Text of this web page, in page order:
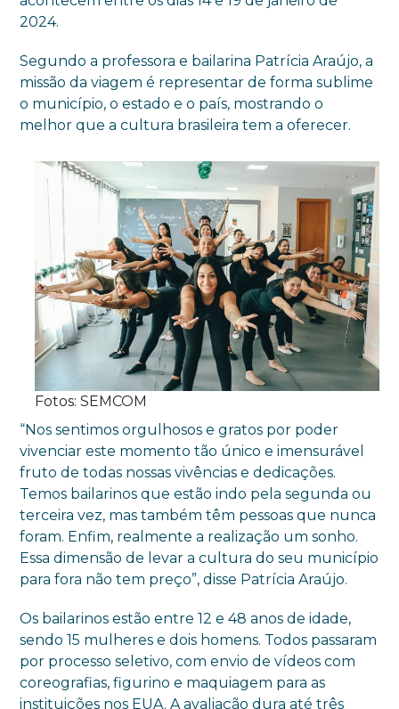
2024.
Segundo a professora e bailarina Patrícia Araújo, a
missão da viagem é representar de forma sublime
o município, o estado e o país, mostrando o
melhor que a cultura brasileira tem a oferecer.
Fotos: SEMCOM
“Nos sentimos orgulhosos e gratos por poder
vivenciar este momento tão único e imensurável
fruto de todas nossas vivências e dedicações.
Temos bailarinos que estão indo pela segunda ou
terceira vez, mas também têm pessoas que nunca
foram. Enfim, realmente a realização um sonho.
Essa dimensão de levar a cultura do seu município
para fora não tem preço”, disse Patrícia Araújo.
Os bailarinos estão entre 12 e 48 anos de idade,
sendo 15 mulheres e dois homens. Todos passaram
por processo seletivo, com envio de vídeos com
coreografias, figurino e maquiagem para as
instituições nos EUA. A avaliação dura até três